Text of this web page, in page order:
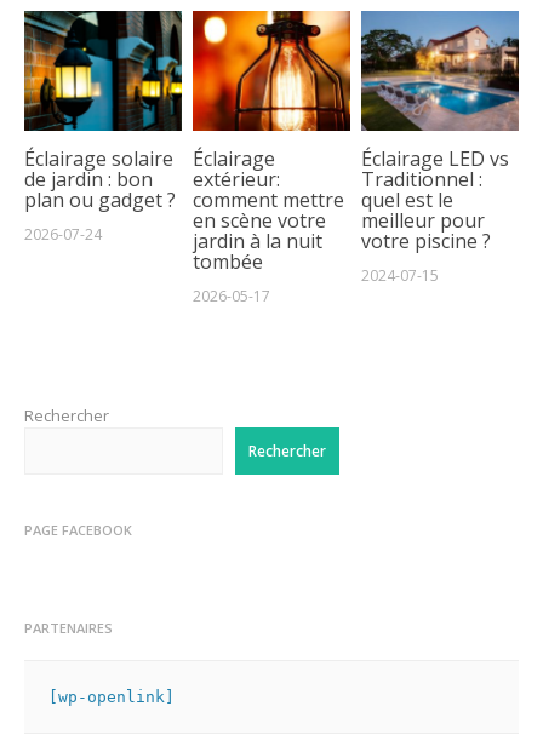
Éclairage solaire
de jardin : bon
plan ou gadget ?
2026-07-24
Éclairage
extérieur:
comment mettre
en scène votre
jardin à la nuit
tombée
2026-05-17
Éclairage LED vs
Traditionnel :
quel est le
meilleur pour
votre piscine ?
2024-07-15
Rechercher
Rechercher
PAGE FACEBOOK
PARTENAIRES
[wp-openlink]